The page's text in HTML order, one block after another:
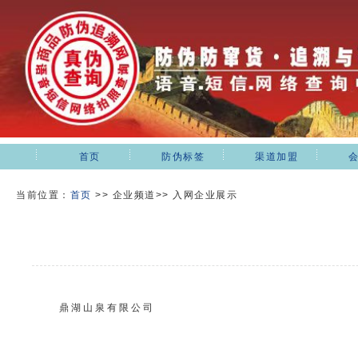
首页 防伪标签 渠道加盟
当前位置： 首页 >> 企业频道>> 入网企业展示
鼎湖山泉有限公司